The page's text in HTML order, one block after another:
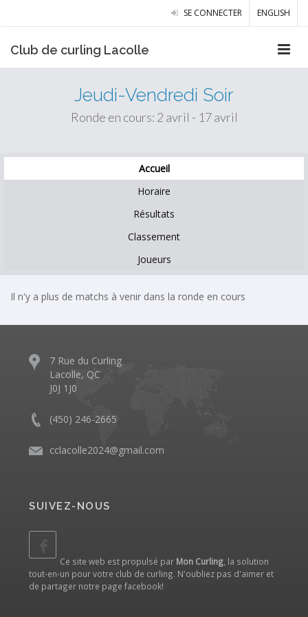
SE CONNECTER ENGLISH
Club de curling Lacolle
Jeudi-Vendredi Soir
Ronde en cours: 2 avril - 17 avril
Accueil
Horaire
Résultats
Classement
Joueurs
Il n'y a plus de matchs à venir dans la ronde en cours
7 Rue du Curling
Lacolle, QC
J0J 1J0
(450) 246-2665
cclacolle2024@gmail.com
SUIVEZ-NOUS
Ce site web est propulsé par Mon Curling, la solution
tout-en-un pour votre club de curling. N'oubliez pas d'aimer et
de partager notre page facebook!